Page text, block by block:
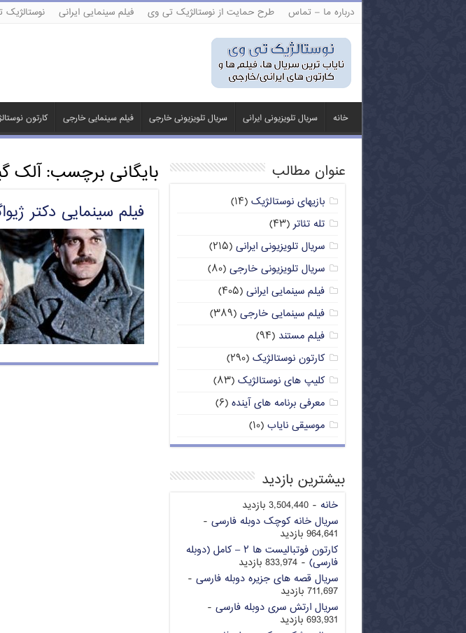
درباره ما – تماس طرح حمایت از نوستالژیک تی وی فیلم سینمایی ایرانی
خانه سریال تلویزیونی ایرانی سریال تلویزیونی خارجی فیلم سینمایی خارجی کارتون
بایگانی برچسب:آلک
فیلم سینمایی دکتر
عنوان مطالب
بازیهای نوستالژیک (۱۴)
تله تئاتر(۴۳)
سریال تلویزیونی ایرانی (۲۱۵)
سریال تلویزیونی خارجی (۸۰)
فیلم سینمایی ایرانی (۴۰۵)
فیلم سینمایی خارجی (۳۸۹)
فیلم مستند (۹۴)
کارتون نوستالژیک (۲۹۰)
کلیپ های نوستالژیک (۸۳)
معرفی برنامه های آینده (۶)
موسیقی نایاب (۱۰)
بیشترین بازدید
خانه - 3,504,440 بازدید
سریال خانه کوچک دوبله فارسی -
964,641 بازدید
کارتون فوتبالیست ها ۲ – کامل (دوبله
فارسی) - 833,974 بازدید
سریال قصه های جزیره دوبله فارسی -
711,697 بازدید
سریال ارتش سری دوبله فارسی -
693,931 بازدید